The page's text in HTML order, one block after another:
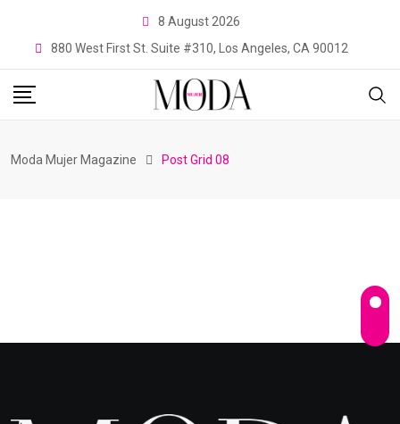
8 August 2026
880 West First St. Suite #310, Los Angeles, CA 90012
Moda Mujer Magazine Post Grid 08